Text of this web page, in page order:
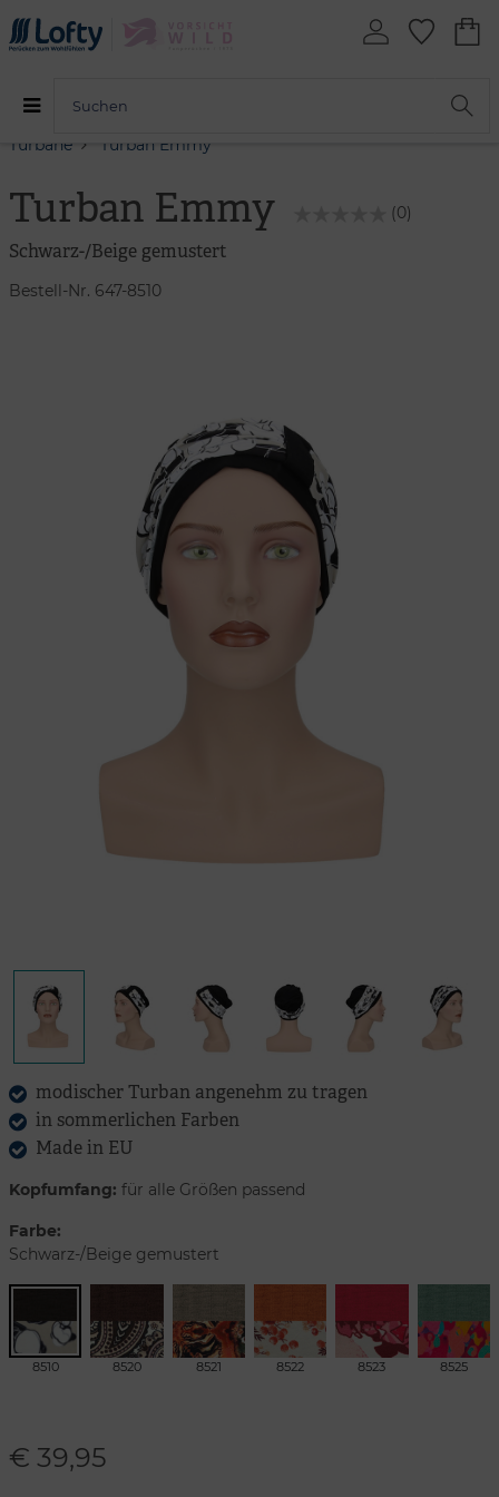
Turbane Turban Emmy
Turban Emmy (0)
Schwarz-/Beige gemustert
Bestell-Nr. 647-8510
modischer Turban angenehm zu tragen
in sommerlichen Farben
Made in EU
Kopfumfang: für alle Größen passend
Farbe:
Schwarz-/Beige gemustert
8510 8520 8521 8522 8523 8525
€ 39,95